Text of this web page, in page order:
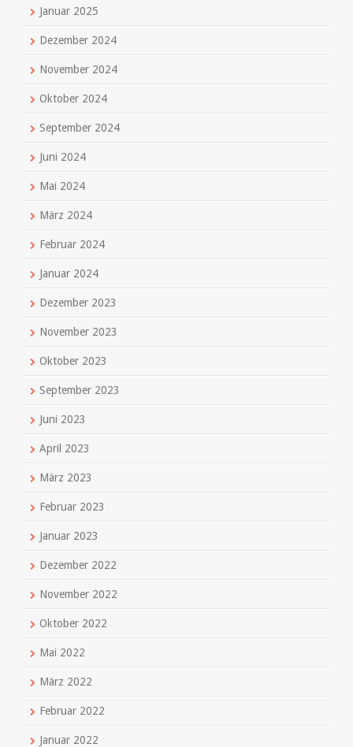
Januar 2025
Dezember 2024
November 2024
Oktober 2024
September 2024
Juni 2024
Mai 2024
März 2024
Februar 2024
Januar 2024
Dezember 2023
November 2023
Oktober 2023
September 2023
Juni 2023
April 2023
März 2023
Februar 2023
Januar 2023
Dezember 2022
November 2022
Oktober 2022
Mai 2022
März 2022
Februar 2022
Januar 2022